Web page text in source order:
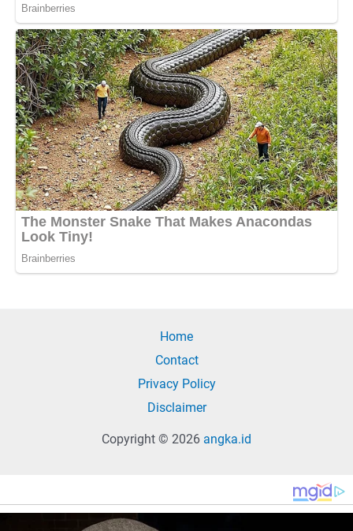
Home
Contact
Privacy Policy
Disclaimer
Copyright © 2026 angka.id